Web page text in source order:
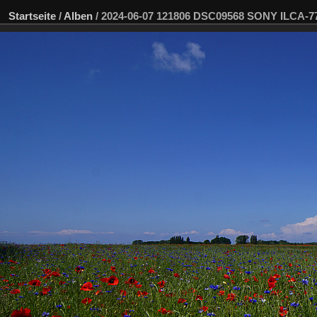
Startseite / Alben / 2024-06-07 121806 DSC09568 SONY ILCA-